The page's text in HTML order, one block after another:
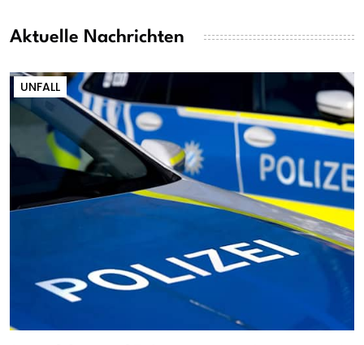
Aktuelle Nachrichten
UNFALL